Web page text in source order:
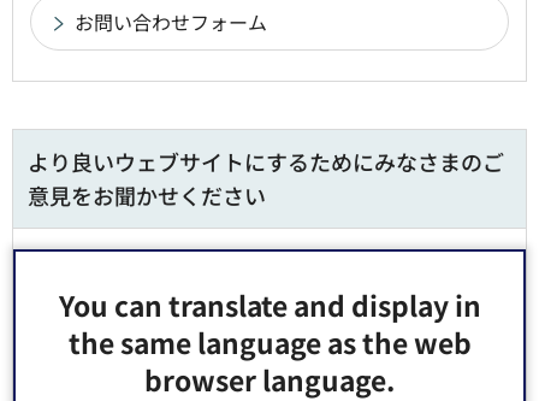
You can translate and display in
the same language as the web
browser language.
より良いウェブサイトにするためにみなさまのご
意見をお聞かせください
このページの情報は役に立ちましたか？
1：役に立った
2：ふつう
3：役に立たなかった
このページの情報は見つけやすかったですか？